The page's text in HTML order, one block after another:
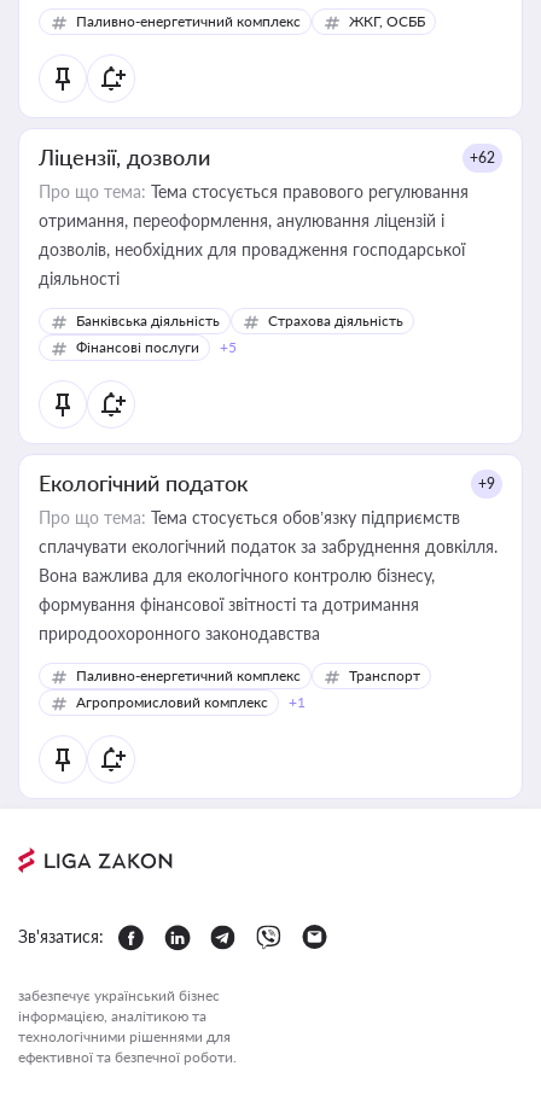
Паливно-енергетичний комплекс ЖКГ, ОСББ
Ліцензії, дозволи +62
Про що тема: Тема стосується правового регулювання
отримання, переоформлення, анулювання ліцензій і
дозволів, необхідних для провадження господарської
діяльності
Банківська діяльність
Страхова діяльність
Фінансові послуги
+5
Екологічний податок +9
Про що тема: Тема стосується обов’язку підприємств
сплачувати екологічний податок за забруднення довкілля.
Вона важлива для екологічного контролю бізнесу,
формування фінансової звітності та дотримання
природоохоронного законодавства
Паливно-енергетичний комплекс
Транспорт
Агропромисловий комплекс
+1
Зв'язатися:
забезпечує український бізнес
інформацією, аналітикою та
технологічними рішеннями для
ефективної та безпечної роботи.